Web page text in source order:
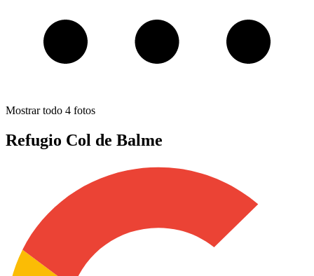
Mostrar todo 4 fotos
Refugio Col de Balme